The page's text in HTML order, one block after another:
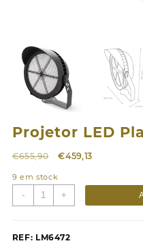
Projetor LED
€655,90
O
original
era:
€459,13
atual
9 em stock
-
Quantidade
de
LED
+
REF: LM6472